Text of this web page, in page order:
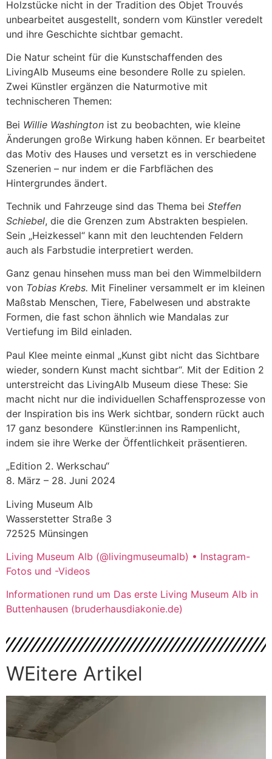
Holzstücke nicht in der Tradition des Objet Trouvés
unbearbeitet ausgestellt, sondern vom Künstler veredelt
und ihre Geschichte sichtbar gemacht.
Die Natur scheint für die Kunstschaffenden des
LivingAlb Museums eine besondere Rolle zu spielen.
Zwei Künstler ergänzen die Naturmotive mit
technischeren Themen:
Bei Willie Washington ist zu beobachten, wie kleine
Änderungen große Wirkung haben können. Er bearbeitet
das Motiv des Hauses und versetzt es in verschiedene
Szenerien – nur indem er die Farbflächen des
Hintergrundes ändert.
Technik und Fahrzeuge sind das Thema bei Steffen
Schiebel, die die Grenzen zum Abstrakten bespielen.
Sein „Heizkessel“ kann mit den leuchtenden Feldern
auch als Farbstudie interpretiert werden.
Ganz genau hinsehen muss man bei den Wimmelbildern
von Tobias Krebs. Mit Fineliner versammelt er im kleinen
Maßstab Menschen, Tiere, Fabelwesen und abstrakte
Formen, die fast schon ähnlich wie Mandalas zur
Vertiefung im Bild einladen.
Paul Klee meinte einmal „Kunst gibt nicht das Sichtbare
wieder, sondern Kunst macht sichtbar“. Mit der Edition 2
unterstreicht das LivingAlb Museum diese These: Sie
macht nicht nur die individuellen Schaffensprozesse von
der Inspiration bis ins Werk sichtbar, sondern rückt auch
17 ganz besondere Künstler:innen ins Rampenlicht,
indem sie ihre Werke der Öffentlichkeit präsentieren.
„Edition 2. Werkschau“
8. März – 28. Juni 2024
Living Museum Alb
Wasserstetter Straße 3
72525 Münsingen
Living Museum Alb (@livingmuseumalb) • Instagram-
Fotos und -Videos
Informationen rund um Das erste Living Museum Alb in
Buttenhausen (bruderhausdiakonie.de)
WEitere Artikel